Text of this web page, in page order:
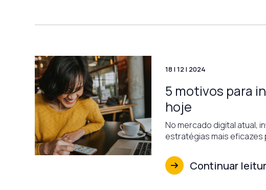
18 | 12 | 2024
5 motivos para
hoje
No mercado digital atual,
estratégias mais eficazes
Continuar